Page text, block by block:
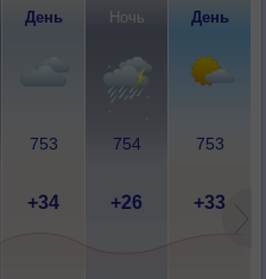
День Ночь День
753 754 753
+34 +26 +33